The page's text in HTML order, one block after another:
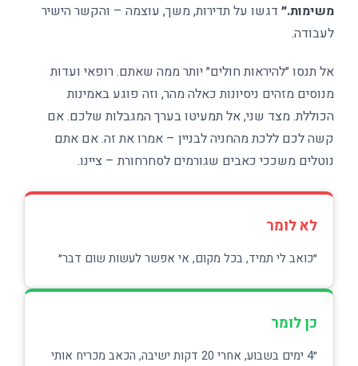
משימות.״ דגשו על תדירות, משך, עוצמה – והקשר הישיר
לעבודה.
אל תנסו ״להיראות חולים״ יותר ממה שאתם. רופאי ועדות
מנוסים מזהים ניסיונות כאלה מהר, וזה פוגע באמינות
הכוללת. מצד שני, אל תמעיטו בערך המגבלות שלכם. אם
קשה לכם ללכת מהחניה לבניין – אמרו את זה. אם אתם
נוטלים משככי כאבים שגורמים לסחרחורת – ציינו.
לא לומר
״כואב לי תמיד, בכל מקום, אי אפשר לעשות שום דבר״
כן לומר
״4 ימים בשבוע, אחרי 20 דקות ישיבה, הכאב מכריח אותי